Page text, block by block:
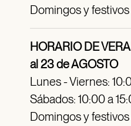
Domingos y
HORARIO DE
al 23 de AGOSTO
Lunes - Viernes:
Sábados: 10:00 a
Domingos y